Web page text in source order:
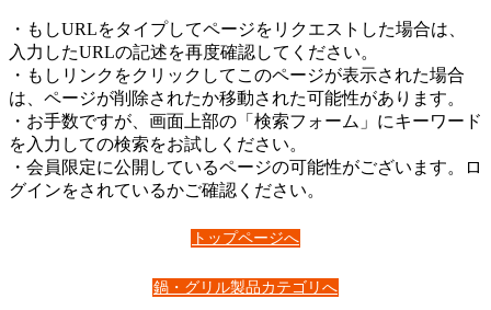
・もしURLをタイプしてページをリクエストした場合は、
入力したURLの記述を再度確認してください。
・もしリンクをクリックしてこのページが表示された場合
は、ページが削除されたか移動された可能性があります。
・お手数ですが、画面上部の「検索フォーム」にキーワード
を入力しての検索をお試しください。
・会員限定に公開しているページの可能性がございます。ロ
グインをされているかご確認ください。
トップページへ
鍋・グリル製品カテゴリへ